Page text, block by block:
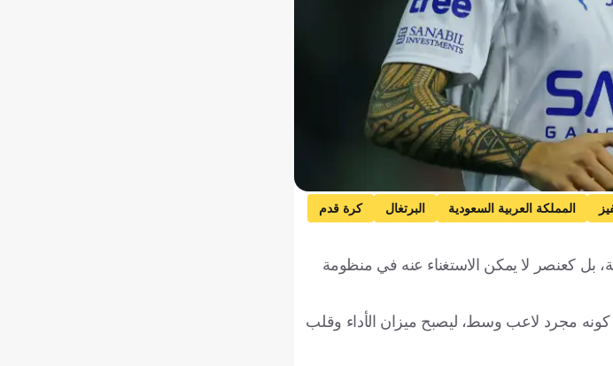
المملكة العربية السعودية البرتغال كرة قدم
بل كعنصر لا يمكن الاستغناء عنه في منظومة
كونه مجرد لاعب وسط، ليصبح ميزان الأداء وقلب